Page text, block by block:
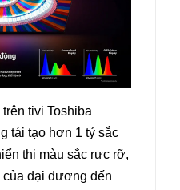
tivi Toshiba
tái tạo hơn 1 tỷ sắc
thị màu sắc rực rỡ,
đại dương đến